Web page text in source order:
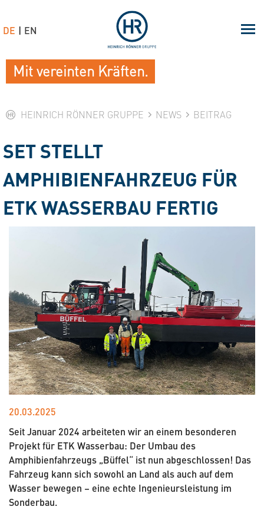
HEINRICH RÖNNER GRUPPE NEWS BEITRAG
SET STELLT
AMPHIBIENFAHRZEUG FÜR
ETK WASSERBAU FERTIG
20.03.2025
Seit Januar 2024 arbeiteten wir an einem besonderen
Projekt für ETK Wasserbau: Der Umbau des
Amphibienfahrzeugs „Büffel“ ist nun abgeschlossen! Das
Fahrzeug kann sich sowohl an Land als auch auf dem
Wasser bewegen – eine echte Ingenieursleistung im
Sonderbau.
Mit vereinten Kräften.
DE EN